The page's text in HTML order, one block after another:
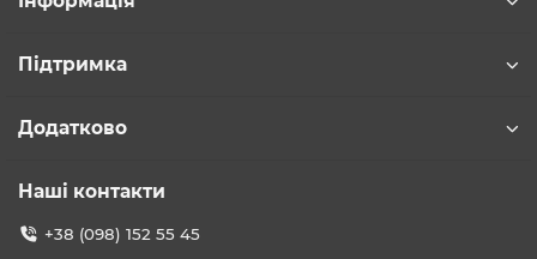
Підтримка
Додатково
Наші контакти
+38 (098) 152 55 45